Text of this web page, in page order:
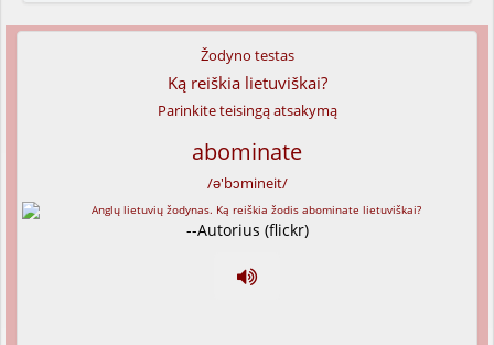
Žodyno testas
Ką reiškia lietuviškai?
Parinkite teisingą atsakymą
abominate
/ə'bɔmineit/
--Autorius (flickr)